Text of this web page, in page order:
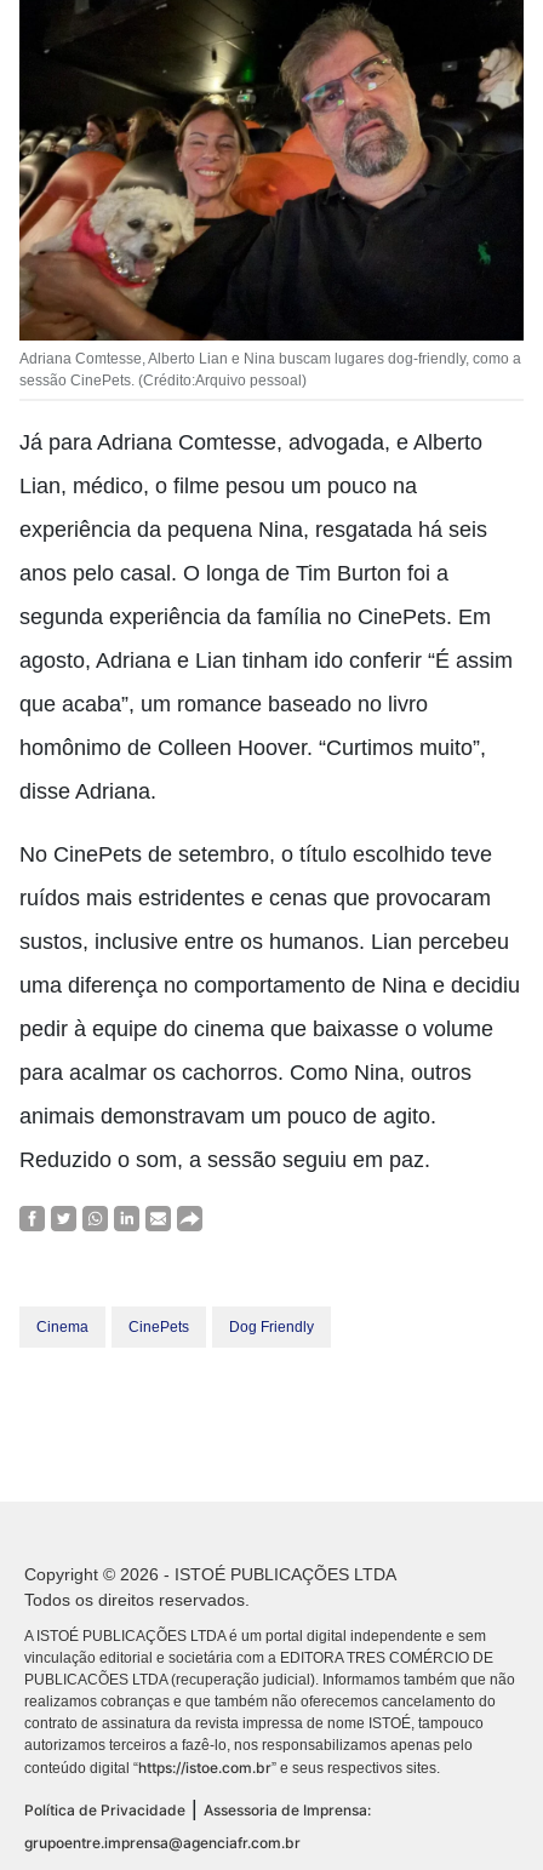
Adriana Comtesse, Alberto Lian e Nina buscam lugares dog-friendly, como a
sessão CinePets. (Crédito:Arquivo pessoal)
Já para Adriana Comtesse, advogada, e Alberto
Lian, médico, o filme pesou um pouco na
experiência da pequena Nina, resgatada há seis
anos pelo casal. O longa de Tim Burton foi a
segunda experiência da família no CinePets. Em
agosto, Adriana e Lian tinham ido conferir “É assim
que acaba”, um romance baseado no livro
homônimo de Colleen Hoover. “Curtimos muito”,
disse Adriana.
No CinePets de setembro, o título escolhido teve
ruídos mais estridentes e cenas que provocaram
sustos, inclusive entre os humanos. Lian percebeu
uma diferença no comportamento de Nina e decidiu
pedir à equipe do cinema que baixasse o volume
para acalmar os cachorros. Como Nina, outros
animais demonstravam um pouco de agito.
Reduzido o som, a sessão seguiu em paz.
Cinema CinePets Dog Friendly
Copyright © 2026 - ISTOÉ PUBLICAÇÕES LTDA
Todos os direitos reservados.
A ISTOÉ PUBLICAÇÕES LTDA é um portal digital independente e sem
vinculação editorial e societária com a EDITORA TRES COMÉRCIO DE
PUBLICACÕES LTDA (recuperação judicial). Informamos também que não
realizamos cobranças e que também não oferecemos cancelamento do
contrato de assinatura da revista impressa de nome ISTOÉ, tampouco
autorizamos terceiros a fazê-lo, nos responsabilizamos apenas pelo
conteúdo digital “https://istoe.com.br” e seus respectivos sites.
Política de Privacidade
Assessoria de Imprensa:
grupoentre.imprensa@agenciafr.com.br